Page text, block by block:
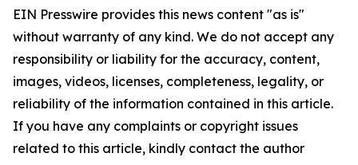
EIN Presswire provides this news content "as is"
without warranty of any kind. We do not accept any
responsibility or liability for the accuracy, content,
images, videos, licenses, completeness, legality, or
reliability of the information contained in this article.
If you have any complaints or copyright issues
related to this article, kindly contact the author